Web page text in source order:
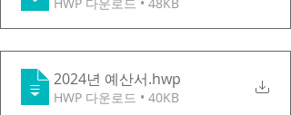
2024년 예산서.hwp
HWP 다운로드 • 40KB